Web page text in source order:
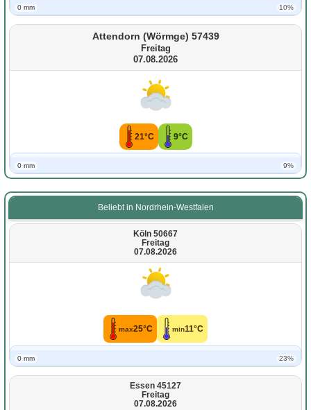
0 mm 10%
Attendorn (Wörmge) 57439
Freitag
07.08.2026
21°C 9°C
0 mm 9%
Beliebt in Nordrhein-Westfalen
Köln 50667
Freitag
07.08.2026
max25°C min11°C
0 mm 23%
Essen 45127
Freitag
07.08.2026